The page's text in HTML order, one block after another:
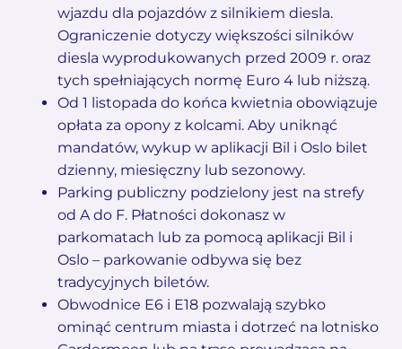
wjazdu dla pojazdów z silnikiem diesla.
Ograniczenie dotyczy większości silników
diesla wyprodukowanych przed 2009 r. oraz
tych spełniających normę Euro 4 lub niższą.
Od 1 listopada do końca kwietnia obowiązuje
opłata za opony z kolcami. Aby uniknąć
mandatów, wykup w aplikacji Bil i Oslo bilet
dzienny, miesięczny lub sezonowy.
Parking publiczny podzielony jest na strefy
od A do F. Płatności dokonasz w
parkomatach lub za pomocą aplikacji Bil i
Oslo – parkowanie odbywa się bez
tradycyjnych biletów.
Obwodnice E6 i E18 pozwalają szybko
ominąć centrum miasta i dotrzeć na lotnisko